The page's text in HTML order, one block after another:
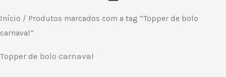
Início / Produtos marcados com a tag “Topper de bolo
carnaval”
Topper de bolo carnaval